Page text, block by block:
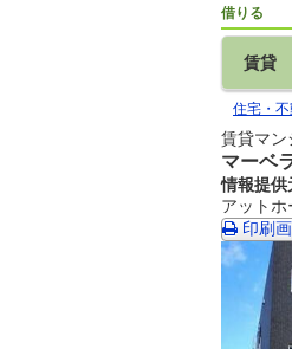
借りる
賃貸
住宅・
賃貸マン
マーベ
情報提供
アットホ
印刷